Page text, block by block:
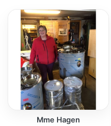
Mme Hagen